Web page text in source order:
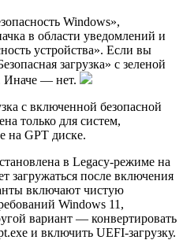
Windows»,
в области уведомлений и
устройства». Если вы
загрузка» с зеленой
Иначе — нет.
с включенной безопасной
только для систем,
на GPT диске.
в Legacy-режиме на
загружаться после включения
включают чистую
Windows 11,
вариант — конвертировать
и включить UEFI-загрузку.